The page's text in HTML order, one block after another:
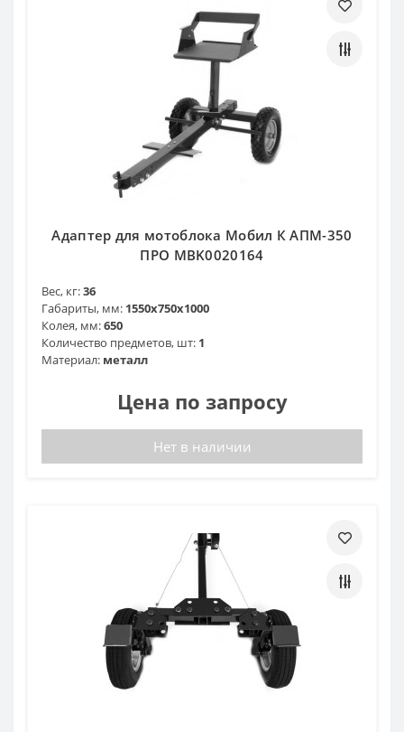
Адаптер для мотоблока Мобил К АПМ-350
ПРО MBK0020164
Вес, кг:36
Габариты, мм: 1550x750x1000
Колея, мм:650
Количество предметов, шт: 1
Материал: металл
Цена по запросу
Нет в наличии